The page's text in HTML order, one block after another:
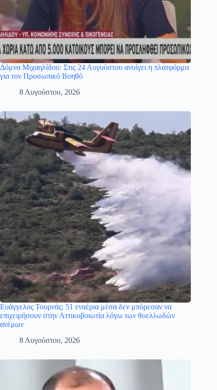
Δόμνα Μιχαηλίδου: Στις 24 Αυγούστου ανοίγει η πλατφόρμα
για τον Προσωπικό Βοηθό
8 Αυγούστου, 2026
Ευάγγελος Τουρνάς: 51 εναέρια μέσα δεν μπόρεσαν να
επιχειρήσουν στην Αττικοβοιωτία λόγω των θυελλωδών
ανέμων
8 Αυγούστου, 2026